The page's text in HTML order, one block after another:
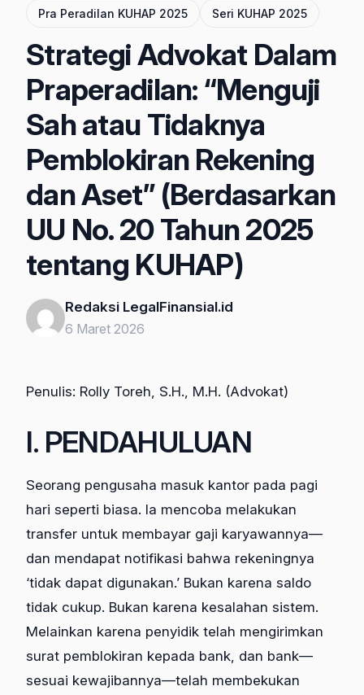
Pra Peradilan KUHAP 2025 Seri KUHAP 2025
Strategi Advokat Dalam
Praperadilan: “Menguji
Sah atau Tidaknya
Pemblokiran Rekening
dan Aset” (Berdasarkan
UU No. 20 Tahun 2025
tentang KUHAP)
Redaksi LegalFinansial.id
6 Maret 2026
Penulis: Rolly Toreh, S.H., M.H. (Advokat)
I. PENDAHULUAN
Seorang pengusaha masuk kantor pada pagi
hari seperti biasa. Ia mencoba melakukan
transfer untuk membayar gaji karyawannya—
dan mendapat notifikasi bahwa rekeningnya
‘tidak dapat digunakan.’ Bukan karena saldo
tidak cukup. Bukan karena kesalahan sistem.
Melainkan karena penyidik telah mengirimkan
surat pemblokiran kepada bank, dan bank—
sesuai kewajibannya—telah membekukan